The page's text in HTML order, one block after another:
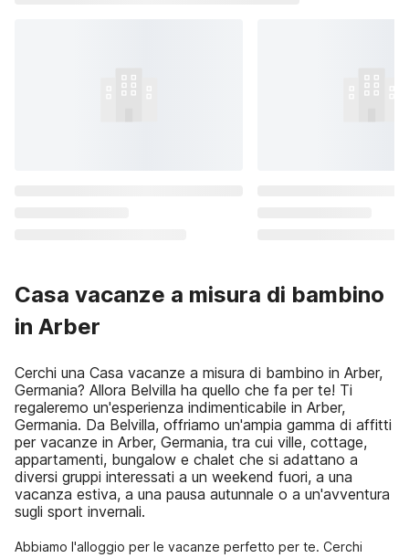
Casa vacanze a misura di bambino
in Arber
Cerchi una Casa vacanze a misura di bambino in Arber,
Germania? Allora Belvilla ha quello che fa per te! Ti
regaleremo un'esperienza indimenticabile in Arber,
Germania. Da Belvilla, offriamo un'ampia gamma di affitti
per vacanze in Arber, Germania, tra cui ville, cottage,
appartamenti, bungalow e chalet che si adattano a
diversi gruppi interessati a un weekend fuori, a una
vacanza estiva, a una pausa autunnale o a un'avventura
sugli sport invernali.
Abbiamo l'alloggio per le vacanze perfetto per te. Cerchi